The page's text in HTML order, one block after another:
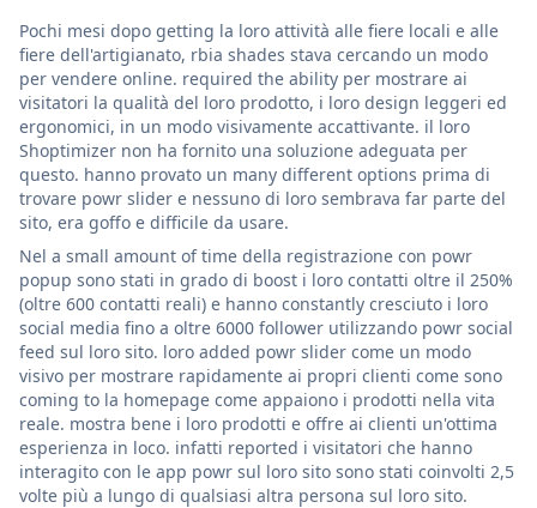
Pochi mesi dopo getting la loro attività alle fiere locali e alle
fiere dell'artigianato, rbia shades stava cercando un modo
per vendere online. required the ability per mostrare ai
visitatori la qualità del loro prodotto, i loro design leggeri ed
ergonomici, in un modo visivamente accattivante. il loro
Shoptimizer non ha fornito una soluzione adeguata per
questo. hanno provato un many different options prima di
trovare powr slider e nessuno di loro sembrava far parte del
sito, era goffo e difficile da usare.
Nel a small amount of time della registrazione con powr
popup sono stati in grado di boost i loro contatti oltre il 250%
(oltre 600 contatti reali) e hanno constantly cresciuto i loro
social media fino a oltre 6000 follower utilizzando powr social
feed sul loro sito. loro added powr slider come un modo
visivo per mostrare rapidamente ai propri clienti come sono
coming to la homepage come appaiono i prodotti nella vita
reale. mostra bene i loro prodotti e offre ai clienti un'ottima
esperienza in loco. infatti reported i visitatori che hanno
interagito con le app powr sul loro sito sono stati coinvolti 2,5
volte più a lungo di qualsiasi altra persona sul loro sito.